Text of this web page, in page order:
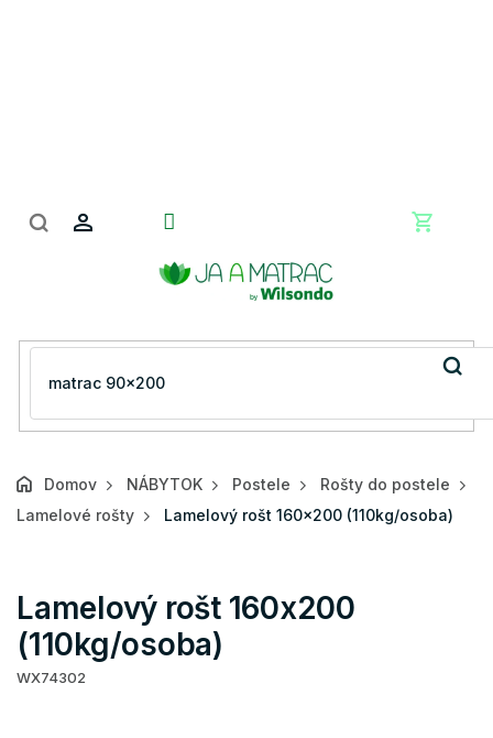
Domov NÁBYTOK Postele
Rošty do postele
Lamelové rošty
Lamelový rošt 160x200 (110kg/osoba)
Lamelový rošt 160x200
(110kg/osoba)
WX74302